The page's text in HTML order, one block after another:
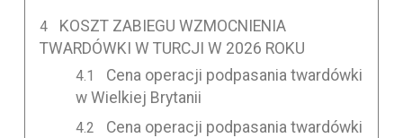
KOSZT ZABIEGU WZMOCNIENIA
TWARDÓWKI W TURCJI W 2026 ROKU
Cena operacji podpasania twardówki
w Wielkiej Brytanii
Cena operacji podpasania twardówki